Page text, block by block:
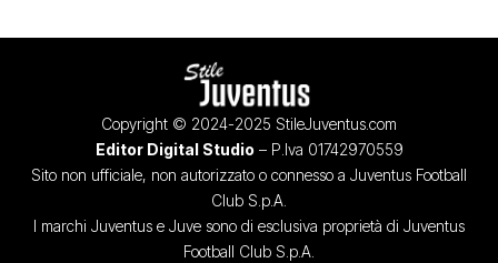
Copyright © 2024-2025 StileJuventus.com
Editor Digital Studio – P.Iva 01742970559
Sito non ufficiale, non autorizzato o connesso a Juventus Football
Club S.p.A.
I marchi Juventus e Juve sono di esclusiva proprietà di Juventus
Football Club S.p.A.